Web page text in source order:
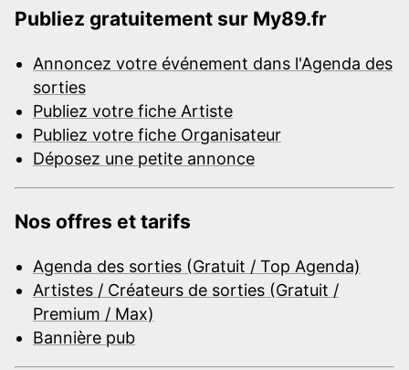
Publiez gratuitement sur My89.fr
Annoncez votre événement dans l'Agenda des
sorties
Publiez votre fiche Artiste
Publiez votre fiche Organisateur
Déposez une petite annonce
Nos offres et tarifs
Agenda des sorties (Gratuit / Top Agenda)
Artistes / Créateurs de sorties (Gratuit /
Premium / Max)
Bannière pub